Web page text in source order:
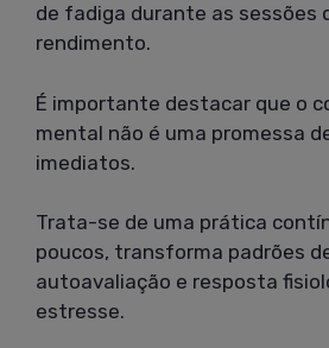
de fadiga durante as sessões
rendimento.
É importante destacar que o
mental não é uma promessa
imediatos.
Trata-se de uma prática
poucos, transforma padrões
autoavaliação e resposta
estresse.